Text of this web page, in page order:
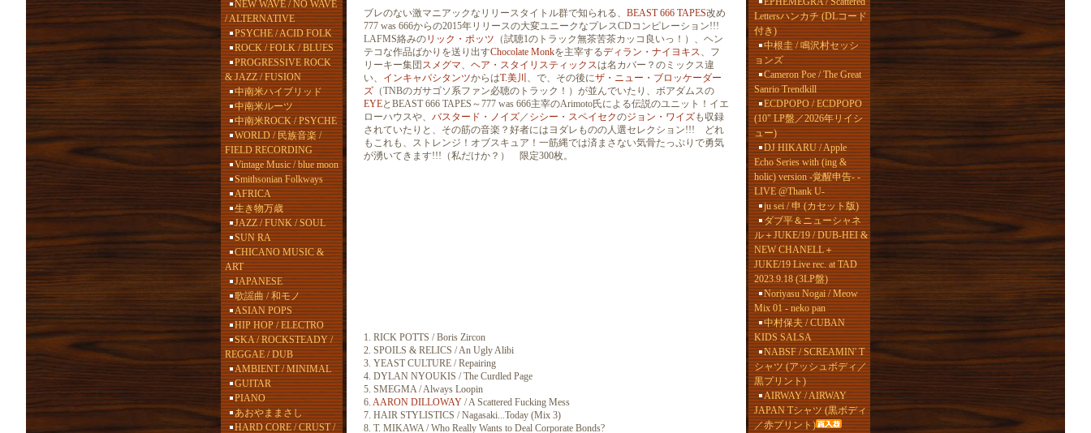
NEW WAVE / NO WAVE
/ ALTERNATIVE
PSYCHE / ACID FOLK
ROCK / FOLK / BLUES
PROGRESSIVE ROCK
& JAZZ / FUSION
中南米ハイブリッド
中南米ルーツ
中南米ROCK / PSYCHE
WORLD / 民族音楽 /
FIELD RECORDING
Vintage Music / blue moon
Smithsonian Folkways
AFRICA
生き物万歳
JAZZ / FUNK / SOUL
SUN RA
CHICANO MUSIC &
ART
JAPANESE
歌謡曲 / 和モノ
ASIAN POPS
HIP HOP / ELECTRO
SKA / ROCKSTEADY /
REGGAE / DUB
AMBIENT / MINIMAL
GUITAR
PIANO
あおやままさし
HARD CORE / CRUST /
ブレのない激マニアックなリリースタイトル群で知られる、 BEAST 666 TAPES改め
777 was 666からの2015年リリースの大変ユニークなプレスCDコンピレーション!!!
LAFMS絡みのリック・ポッツ （試聴1のトラック無茶苦茶カッコ良いっ！）、ヘン
テコな作品ばかりを送り出すChocolate Monkを主宰するディラン・ナイヨキス、フ
リーキー集団 スメグマ、 ヘア・スタイリスティックスは名カバー？のミックス違
い、 インキャパシタンツからはT.美川 、で、その後にザ・ニュー・ブロッケーダー
ズ （TNBのガサゴソ系ファン必聴のトラック！）が並んでいたり、ボアダムスの
EYEとBEAST 666 TAPES～777 was 666主宰のArimoto氏による伝説のユニット！イエ
ローハウスや、 バスタード・ノイズ／ シシー・スペイセクのジョン・ワイズも収録
されていたりと、その筋の音楽？好者にはヨダレものの人選セレクション!!! どれ
もこれも、ストレンジ！オブスキュア！一筋縄では済まさない気骨たっぷりで勇気
が湧いてきます!!!（私だけか？） 限定300枚。
1. RICK POTTS / Boris Zircon
2. SPOILS & RELICS / An Ugly Alibi
3. YEAST CULTURE / Repairing
4. DYLAN NYOUKIS / The Curdled Page
5. SMEGMA / Always Loopin
6. AARON DILLOWAY / A Scattered Fucking Mess
7. HAIR STYLISTICS / Nagasaki...Today (Mix 3)
8. T. MIKAWA / Who Really Wants to Deal Corporate Bonds?
Lettersハンカチ (DLコード
付き)
中根圭 / 鳴沢村セッシ
ョンズ
Cameron Poe / The Great
Sanrio Trendkill
ECDPOPO / ECDPOPO
(10" LP盤／2026年リイシ
ュー)
DJ HIKARU / Apple
Echo Series with (ing &
holic) version -覚醒申告- -
LIVE @Thank U-
ju sei / 申 (カセット版)
ダブ平＆ニューシャネ
ル＋JUKE/19 / DUB-HEI &
NEW CHANELL＋
JUKE/19 Live rec. at TAD
2023.9.18 (3LP盤)
Noriyasu Nogai / Meow
Mix 01 - neko pan
中村保夫 / CUBAN
KIDS SALSA
NABSF / SCREAMIN' T
シャツ (アッシュボディ／
黒プリント)
AIRWAY / AIRWAY
JAPAN Tシャツ (黒ボディ
／赤プリント)